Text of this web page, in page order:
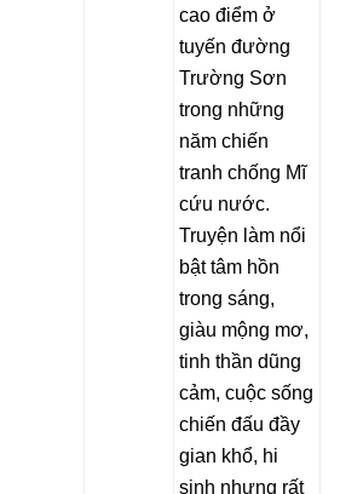
cao điểm ở
tuyến đường
Trường Sơn
trong những
năm chiến
tranh chống Mĩ
cứu nước.
Truyện làm nổi
bật tâm hồn
trong sáng,
giàu mộng mơ,
tinh thần dũng
cảm, cuộc sống
chiến đấu đầy
gian khổ, hi
sinh nhưng rất